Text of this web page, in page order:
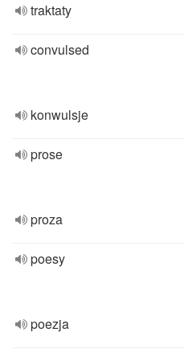
traktaty
convulsed
konwulsje
prose
proza
poesy
poezja